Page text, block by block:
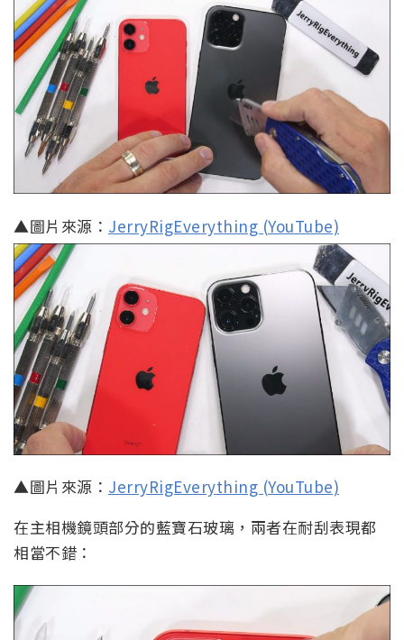
▲圖片來源： JerryRigEverything (YouTube)
▲圖片來源： JerryRigEverything (YouTube)
在主相機鏡頭部分的藍寶石玻璃，兩者在耐刮表現都
相當不錯：